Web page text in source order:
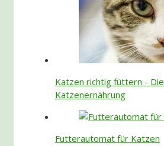
Katzen richtig füttern - Die
Katzenernährung
Futterautomat für Katzen